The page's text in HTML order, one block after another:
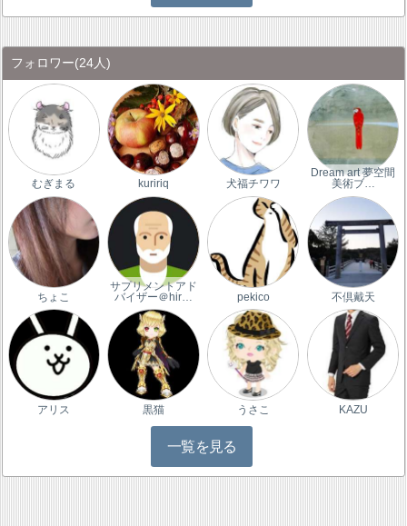
フォロワー(24人)
むぎまる kuririq 犬福チワワ
Dream art 夢空間
美術ブ…
ちょこ
サプリメントアド
バイザー＠hir…
pekico 不倶戴天
アリス 黒猫 うさこ KAZU
一覧を見る